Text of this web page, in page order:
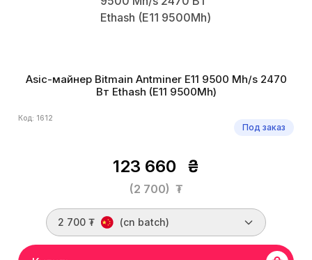
Asic-майнер Bitmain Antminer E11 9500 Mh/s 2470
Вт Ethash (E11 9500Mh)
Код: 1612
Под заказ
123 660 ₴
(2 700) ₮
2 700 ₮ (cn batch)